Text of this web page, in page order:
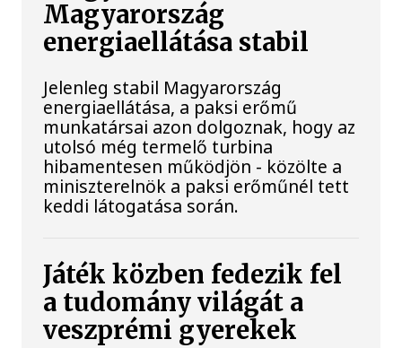
Magyarország
energiaellátása stabil
Jelenleg stabil Magyarország
energiaellátása, a paksi erőmű
munkatársai azon dolgoznak, hogy az
utolsó még termelő turbina
hibamentesen működjön - közölte a
miniszterelnök a paksi erőműnél tett
keddi látogatása során.
Játék közben fedezik fel
a tudomány világát a
veszprémi gyerekek